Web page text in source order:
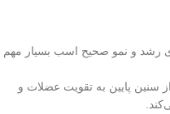
رشد و نمو صحیح اسب بسیار مهم
پایین به تقویت عضلات و